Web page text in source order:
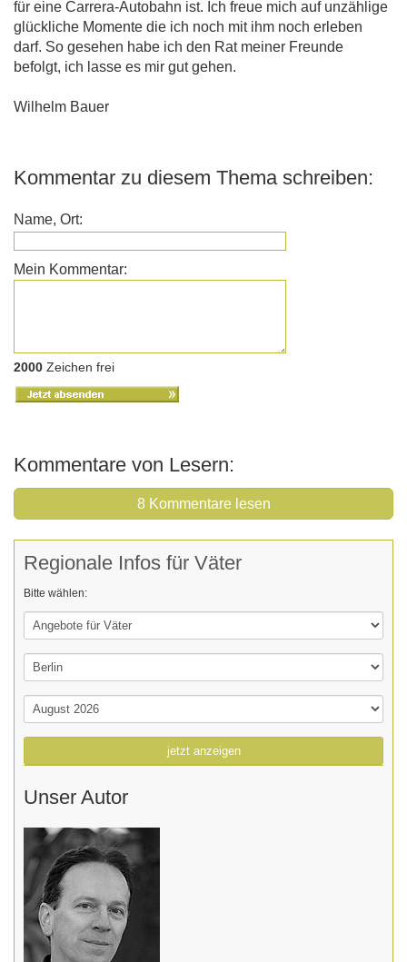
für eine Carrera-Autobahn ist. Ich freue mich auf unzählige
glückliche Momente die ich noch mit ihm noch erleben
darf. So gesehen habe ich den Rat meiner Freunde
befolgt, ich lasse es mir gut gehen.
Wilhelm Bauer
Kommentar zu diesem Thema schreiben:
Name, Ort:
Mein Kommentar:
2000 Zeichen frei
Kommentare von Lesern:
8 Kommentare lesen
Regionale Infos für Väter
Bitte wählen:
jetzt anzeigen
Unser Autor